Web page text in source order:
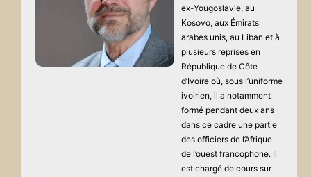
ex-Yougoslavie, au
Kosovo, aux Émirats
arabes unis, au Liban et à
plusieurs reprises en
République de Côte
d’Ivoire où, sous l’uniforme
ivoirien, il a notamment
formé pendant deux ans
dans ce cadre une partie
des officiers de l’Afrique
de l’ouest francophone. Il
est chargé de cours sur